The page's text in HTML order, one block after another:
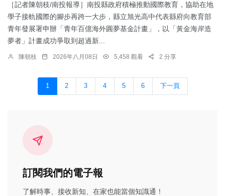
［記者陳朝枝/南投報導］南投縣政府積極推動國際教育，協助在地
學子接軌國際的腳步再跨一大步，縣立旭光高中代表縣府向教育部
青年發展署申辦「青年百億海外圓夢基金計畫」，以「黃金海岸造
夢者」計畫成功爭取到超過新...
陳朝枝 2026年八月08日 5,458 觀看 2 分享
1 2 3 4 5 6 下一頁
訂閱我們的電子報
了解時事、接收新知、在家也能當個知識通！